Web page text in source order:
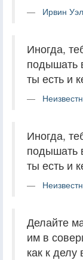
Ирвин
Иногда,
подышать
ты есть и
Иногда,
подышать
ты есть и
Делайте
им в
как к делу